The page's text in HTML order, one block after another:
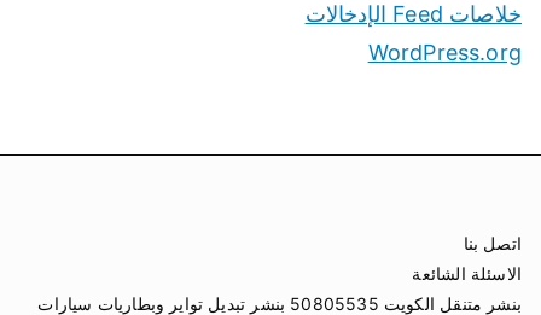
خلاصات Feed الإدخالات
WordPress.org
اتصل بنا
الاسئلة الشائعة
بنشر متنقل الكويت 50805535 بنشر تبديل تواير وبطاريات سيارات